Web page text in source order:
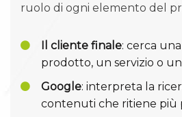
ruolo di ogni elemento del
Il cliente finale: cerca
prodotto, un servizio o
Google: interpreta la
contenuti che ritiene più